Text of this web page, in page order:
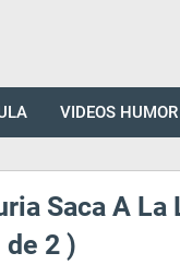
VIDEOS HUMOR
Saca A La
2 )